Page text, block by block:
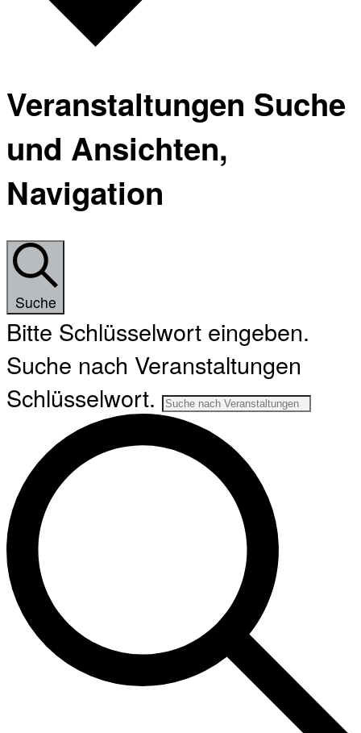
Veranstaltungen Suche
und Ansichten,
Navigation
Suche
Bitte Schlüsselwort eingeben.
Suche nach Veranstaltungen
Schlüsselwort.